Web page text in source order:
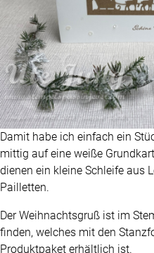
Damit habe ich einfach ein
mittig auf eine weiße
dienen ein kleine Schleife aus
Pailletten.
Der Weihnachtsgruß ist im
finden, welches mit den
Produktpaket erhältlich ist.